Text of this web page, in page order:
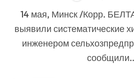
14 мая, Минск /Корр. БЕЛТА/. Милиционеры
выявили систематические
инженером